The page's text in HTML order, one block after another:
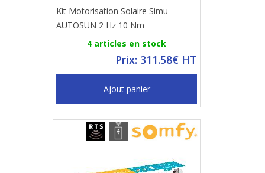
Kit Motorisation Solaire Simu
AUTOSUN 2 Hz 10 Nm
4 articles en stock
Prix: 311.58€ HT
Ajout panier